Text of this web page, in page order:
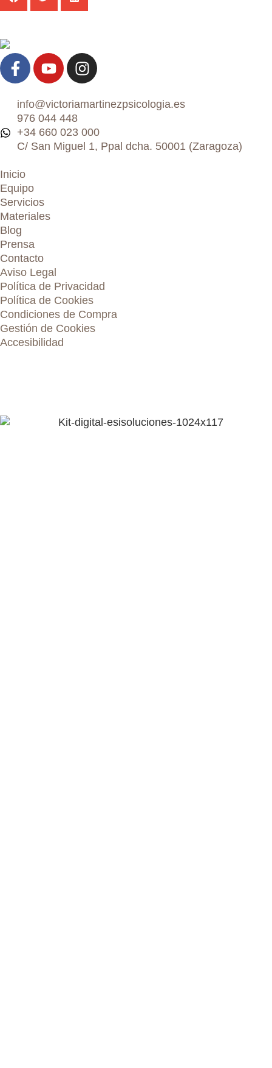
info@victoriamartinezpsicologia.es
976 044 448
+34 660 023 000
C/ San Miguel 1, Ppal dcha. 50001 (Zaragoza)
Inicio
Equipo
Servicios
Materiales
Blog
Prensa
Contacto
Aviso Legal
Política de Privacidad
Política de Cookies
Condiciones de Compra
Gestión de Cookies
Accesibilidad